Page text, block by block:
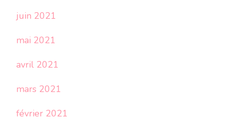
juin 2021
mai 2021
avril 2021
mars 2021
février 2021